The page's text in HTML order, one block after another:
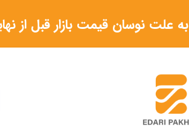
به علت نوسان قیمت بازار قبل از نهایی شدن خرید حتما